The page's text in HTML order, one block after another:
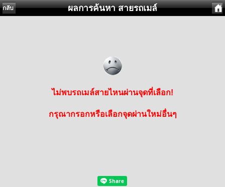
กลับ ผลการค้นหา สายรถเมล์
ไม่พบรถเมล์สายไหนผ่านจุดที่เลือก!
กรุณากรอกหรือเลือกจุดผ่านใหม่อื่นๆ